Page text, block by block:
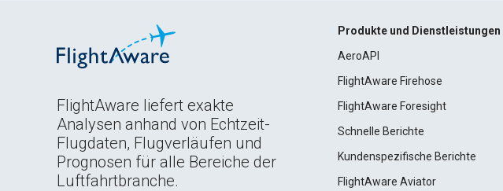
FlightAware liefert exakte
Analysen anhand von Echtzeit-
Flugdaten, Flugverläufen und
Prognosen für alle Bereiche der
Luftfahrtbranche.
Produkte und Dienstleistungen
AeroAPI
FlightAware Firehose
FlightAware Foresight
Schnelle Berichte
Kundenspezifische Berichte
FlightAware Aviator